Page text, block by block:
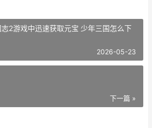
2游戏中迅速获取元宝 少年三国怎么下
2026-05-23
下一篇 »